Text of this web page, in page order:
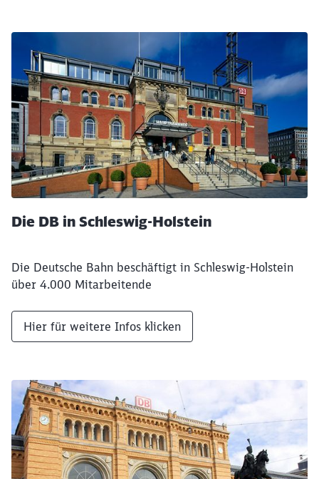
Die DB in Schleswig-Holstein
Die Deutsche Bahn beschäftigt in Schleswig-Holstein
über 4.000 Mitarbeitende
Hier für weitere Infos klicken
Möchten Sie zuweitergeleitet
werden?
Abbrechen Weiter